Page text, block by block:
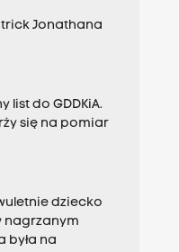
Jonathana
list do GDDKiA.
się na pomiar
dziecko
nagrzanym
była na